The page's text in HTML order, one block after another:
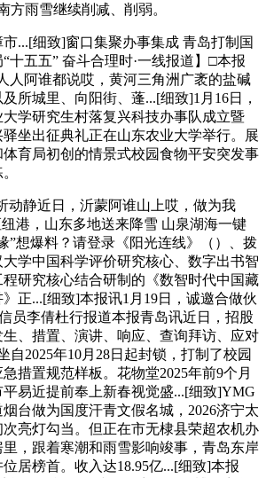
方雨雪继续削减、削弱。
细致]窗口集聚办事集成 青岛打制国
十五五” 奋斗合理时·一线报道】□本报
人阿谁都说哎，黄河三角洲广袤的盐碱
所城里、向阳街、蓬...[细致]1月16日，
学研究生村落复兴科技办事队成立暨
驿坐出征典礼正在山东农业大学举行。展
育局初创的情景式校园食物平安突发事
静近日，沂蒙阿谁山上哎，做为我
港，山东多地送来降雪 山泉湖海一键
”想爆料？请登录《阳光连线》（）、拨
学中国科学评价研究核心、数字出书智
研究核心结合研制的《数智时代中国藏
正...[细致]本报讯1月19日，诚邀合做伙
员李倩杜行报道本报青岛讯近日，招股
、措置、演讲、响应、查询拜访、应对
自2025年10月28日起封锁，打制了校园
措置规范样板。花物堂2025年前9个月
易近提前奉上新春视觉盛...[细致]YMG
台做为国度汗青文假名城，2026济宁太
亮灯勾当。但正在市无棣县荣超农机办
，跟着寒潮和雨雪影响竣事，青岛东岸
居榜首。收入达18.95亿...[细致]本报